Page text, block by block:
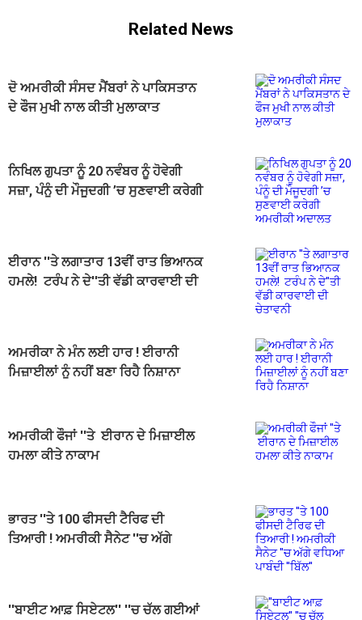
Related News
ਦੋ ਅਮਰੀਕੀ ਸੰਸਦ ਮੈਂਬਰਾਂ ਨੇ ਪਾਕਿਸਤਾਨ
ਦੇ ਫੌਜ ਮੁਖੀ ਨਾਲ ਕੀਤੀ ਮੁਲਾਕਾਤ
ਨਿਖਿਲ ਗੁਪਤਾ ਨੂੰ 20 ਨਵੰਬਰ ਨੂੰ ਹੋਵੇਗੀ
ਸਜ਼ਾ, ਪੰਨੂੰ ਦੀ ਮੌਜੂਦਗੀ ’ਚ ਸੁਣਵਾਈ ਕਰੇਗੀ
ਈਰਾਨ ''ਤੇ ਲਗਾਤਾਰ 13ਵੀਂ ਰਾਤ ਭਿਆਨਕ
ਹਮਲੇ! ਟਰੰਪ ਨੇ ਦੇ''ਤੀ ਵੱਡੀ ਕਾਰਵਾਈ ਦੀ
ਅਮਰੀਕਾ ਨੇ ਮੰਨ ਲਈ ਹਾਰ ! ਈਰਾਨੀ
ਮਿਜ਼ਾਈਲਾਂ ਨੂੰ ਨਹੀਂ ਬਣਾ ਰਿਹੈ ਨਿਸ਼ਾਨਾ
ਅਮਰੀਕੀ ਫੌਜਾਂ ''ਤੇ ਈਰਾਨ ਦੇ ਮਿਜ਼ਾਈਲ
ਹਮਲਾ ਕੀਤੇ ਨਾਕਾਮ
ਭਾਰਤ ''ਤੇ 100 ਫੀਸਦੀ ਟੈਰਿਫ ਦੀ
ਤਿਆਰੀ ! ਅਮਰੀਕੀ ਸੈਨੇਟ ''ਚ ਅੱਗੇ
''ਬਾਈਟ ਆਫ਼ ਸਿਏਟਲ'' ''ਚ ਚੱਲ ਗਈਆਂ